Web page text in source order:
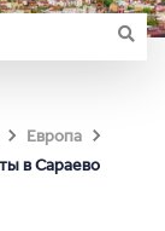
Европа
в Сараево